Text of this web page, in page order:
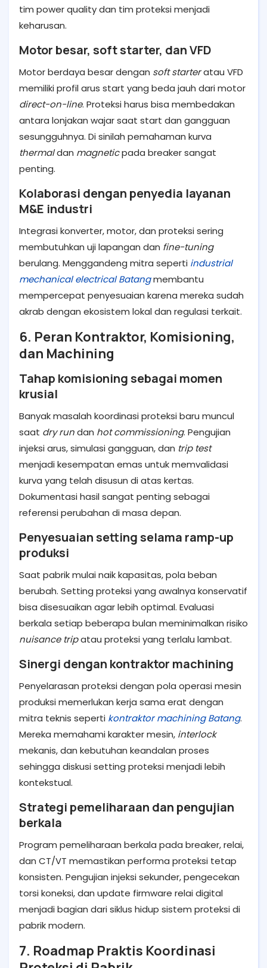
tim power quality dan tim proteksi menjadi
keharusan.
Motor besar, soft starter, dan VFD
Motor berdaya besar dengan soft starteratau VFD
memiliki profil arus start yang beda jauh dari motor
direct-on-line. Proteksi harus bisa membedakan
antara lonjakan wajar saat start dan gangguan
sesungguhnya. Di sinilah pemahaman kurva
thermaldan magneticpada breaker sangat
penting.
Kolaborasi dengan penyedia layanan
M&E industri
Integrasi konverter, motor, dan proteksi sering
membutuhkan uji lapangan dan fine-tuning
berulang. Menggandeng mitra seperti industrial
mechanical electrical Batangmembantu
mempercepat penyesuaian karena mereka sudah
akrab dengan ekosistem lokal dan regulasi terkait.
6. Peran Kontraktor, Komisioning,
dan Machining
Tahap komisioning sebagai momen
krusial
Banyak masalah koordinasi proteksi baru muncul
saat dry rundan hot commissioning. Pengujian
injeksi arus, simulasi gangguan, dan trip test
menjadi kesempatan emas untuk memvalidasi
kurva yang telah disusun di atas kertas.
Dokumentasi hasil sangat penting sebagai
referensi perubahan di masa depan.
Penyesuaian setting selama ramp-up
produksi
Saat pabrik mulai naik kapasitas, pola beban
berubah. Setting proteksi yang awalnya konservatif
bisa disesuaikan agar lebih optimal. Evaluasi
berkala setiap beberapa bulan meminimalkan risiko
nuisance tripatau proteksi yang terlalu lambat.
Sinergi dengan kontraktor machining
Penyelarasan proteksi dengan pola operasi mesin
produksi memerlukan kerja sama erat dengan
mitra teknis seperti kontraktor machining Batang.
Mereka memahami karakter mesin, interlock
mekanis, dan kebutuhan keandalan proses
sehingga diskusi setting proteksi menjadi lebih
kontekstual.
Strategi pemeliharaan dan pengujian
berkala
Program pemeliharaan berkala pada breaker, relai,
dan CT/VT memastikan performa proteksi tetap
konsisten. Pengujian injeksi sekunder, pengecekan
torsi koneksi, dan update firmware relai digital
menjadi bagian dari siklus hidup sistem proteksi di
pabrik modern.
7. Roadmap Praktis Koordinasi